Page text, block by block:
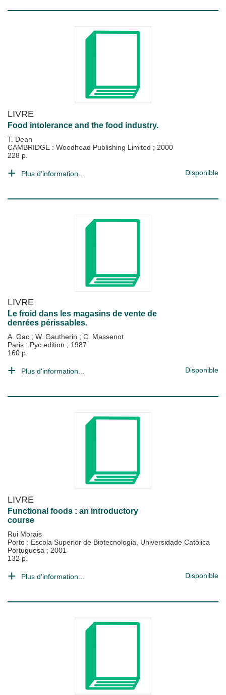
LIVRE
Food intolerance and the food industry.
T. Dean
CAMBRIDGE : Woodhead Publishing Limited ; 2000
228 p.
Plus d'information... Disponible
LIVRE
Le froid dans les magasins de vente de
denrées périssables.
A. Gac ; W. Gautherin ; C. Massenot
Paris : Pyc edition ; 1987
160 p.
Plus d'information... Disponible
LIVRE
Functional foods : an introductory
course
Rui Morais
Porto : Escola Superior de Biotecnologia, Universidade Católica
Portuguesa ; 2001
132 p.
Plus d'information... Disponible